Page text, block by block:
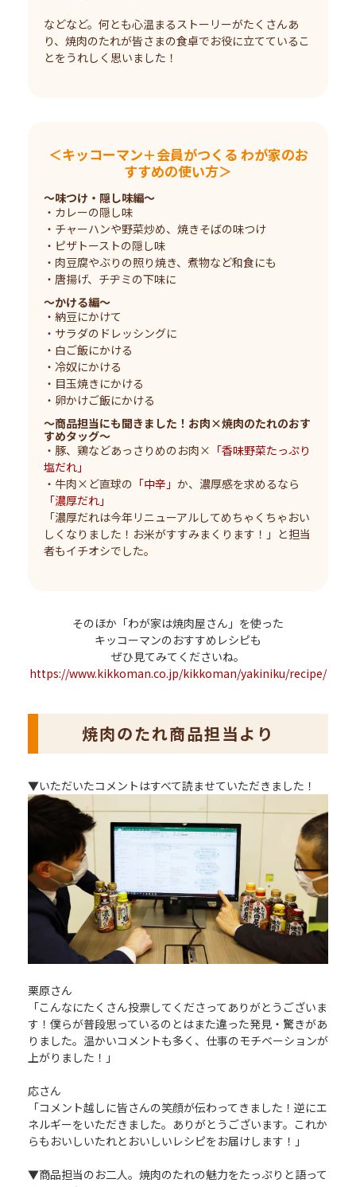
などなど。何とも心温まるストーリーがたくさんあ
り、焼肉のたれが皆さまの食卓でお役に立てているこ
とをうれしく思いました！
＜キッコーマン＋会員がつくる わが家のお
すすめの使い方＞
～味つけ・隠し味編～
・カレーの隠し味
・チャーハンや野菜炒め、焼きそばの味つけ
・ピザトーストの隠し味
・肉豆腐やぶりの照り焼き、煮物など和食にも
・唐揚げ、チヂミの下味に
～かける編～
・納豆にかけて
・サラダのドレッシングに
・白ご飯にかける
・冷奴にかける
・目玉焼きにかける
・卵かけご飯にかける
～商品担当にも聞きました！お肉×焼肉のたれのおす
すめタッグ～
・豚、鶏などあっさりめのお肉× 「香味野菜たっぷり
塩だれ」
・牛肉×ど直球の 「中辛」 か、濃厚感を求めるなら
「濃厚だれ」
「濃厚だれは今年リニューアルしてめちゃくちゃおい
しくなりました！お米がすすみまくります！」と担当
者もイチオシでした。
そのほか「わが家は焼肉屋さん」を使った
キッコーマンのおすすめレシピも
ぜひ見てみてくださいね。
https://www.kikkoman.co.jp/kikkoman/yakiniku/recipe/
焼肉のたれ商品担当より
▼いただいたコメントはすべて読ませていただきました！
栗原さん
「こんなにたくさん投票してくださってありがとうございま
す！僕らが普段思っているのとはまた違った発見・驚きがあ
りました。温かいコメントも多く、仕事のモチベーションが
上がりました！」
応さん
「コメント越しに皆さんの笑顔が伝わってきました！逆にエ
ネルギーをいただきました。ありがとうございます。これか
らもおいしいたれとおいしいレシピをお届けします！」
▼商品担当のお二人。焼肉のたれの魅力をたっぷりと語って